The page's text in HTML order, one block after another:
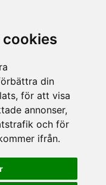
cookies
din
för att visa
annonser,
och för
ifrån.